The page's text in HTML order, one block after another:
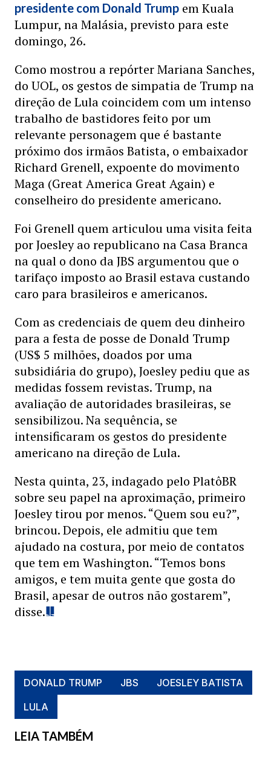
presidente com Donald Trump em Kuala
Lumpur, na Malásia, previsto para este
domingo, 26.
Como mostrou a repórter Mariana Sanches,
do UOL, os gestos de simpatia de Trump na
direção de Lula coincidem com um intenso
trabalho de bastidores feito por um
relevante personagem que é bastante
próximo dos irmãos Batista, o embaixador
Richard Grenell, expoente do movimento
Maga (Great America Great Again) e
conselheiro do presidente americano.
Foi Grenell quem articulou uma visita feita
por Joesley ao republicano na Casa Branca
na qual o dono da JBS argumentou que o
tarifaço imposto ao Brasil estava custando
caro para brasileiros e americanos.
Com as credenciais de quem deu dinheiro
para a festa de posse de Donald Trump
(US$ 5 milhões, doados por uma
subsidiária do grupo), Joesley pediu que as
medidas fossem revistas. Trump, na
avaliação de autoridades brasileiras, se
sensibilizou. Na sequência, se
intensificaram os gestos do presidente
americano na direção de Lula.
Nesta quinta, 23, indagado pelo PlatôBR
sobre seu papel na aproximação, primeiro
Joesley tirou por menos. “Quem sou eu?”,
brincou. Depois, ele admitiu que tem
ajudado na costura, por meio de contatos
que tem em Washington. “Temos bons
amigos, e tem muita gente que gosta do
Brasil, apesar de outros não gostarem”,
disse.
DONALD TRUMP JBS
JOESLEY BATISTA
LULA
LEIA TAMBÉM